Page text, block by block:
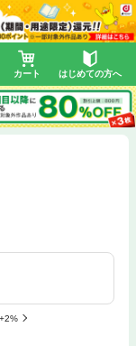
カート はじめての方へ